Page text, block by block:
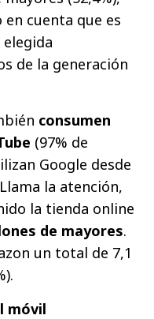
cuenta que es
de la generación
consumen
(97% de
Google desde
la atención,
la tienda online
de mayores.
un total de 7,1
móvil